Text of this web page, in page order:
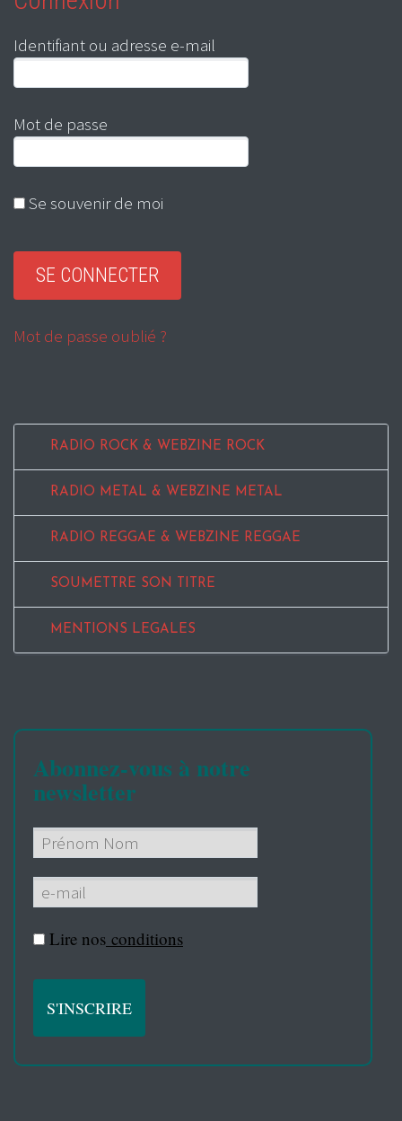
Identifiant ou adresse e-mail
Mot de passe
Se souvenir de moi
Mot de passe oublié ?
RADIO ROCK & WEBZINE ROCK
RADIO METAL & WEBZINE METAL
RADIO REGGAE & WEBZINE REGGAE
SOUMETTRE SON TITRE
MENTIONS LEGALES
Abonnez-vous à notre
newsletter
Lire nos conditions